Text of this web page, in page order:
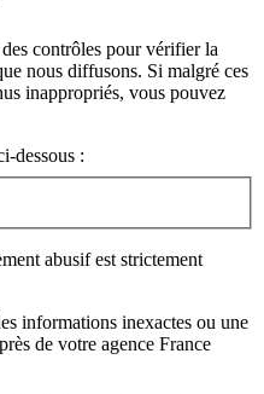
contrôles pour vérifier la
nous diffusons. Si malgré ces
inappropriés, vous pouvez
dessous :
abusif est strictement
informations inexactes ou une
de votre agence France